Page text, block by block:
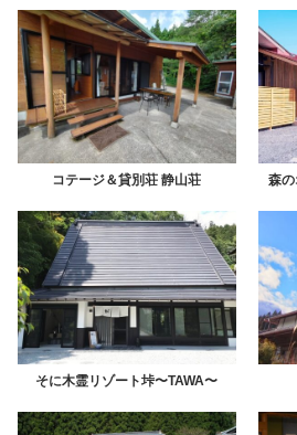
コテージ＆貸別荘 静山荘 森
そに木霊リゾート垰〜TAWA〜